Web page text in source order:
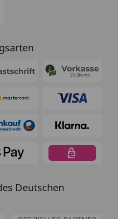
Deutschen